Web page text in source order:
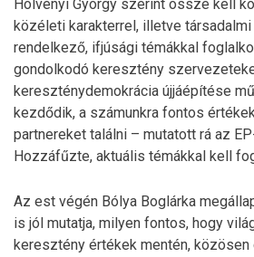
Hölvényi György szerint össze kell
közéleti karakterrel, illetve
rendelkező, ifjúsági témákkal
gondolkodó keresztény
kereszténydemokrácia újjáépítése
kezdődik, a számunkra fontos értékek
partnereket találni – mutatott rá az
Hozzáfűzte, aktuális témákkal kell
Az est végén Bólya Boglárka
is jól mutatja, milyen fontos, hogy
keresztény értékek mentén, közösen